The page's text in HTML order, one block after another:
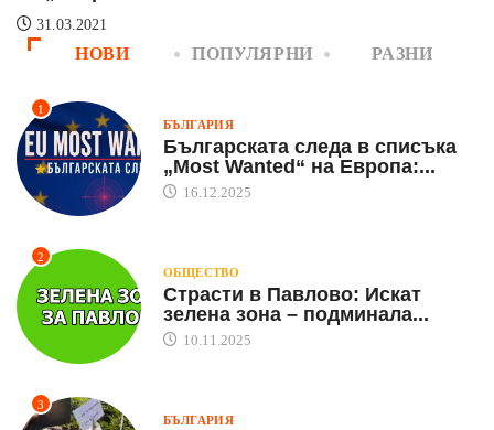
31.03.2021
НОВИ ПОПУЛЯРНИ РАЗНИ
1
БЪЛГАРИЯ
Българската следа в списъка
„Most Wanted“ на Европа:...
16.12.2025
2
ОБЩЕСТВО
Страсти в Павлово: Искат
зелена зона – подминала...
10.11.2025
3
БЪЛГАРИЯ